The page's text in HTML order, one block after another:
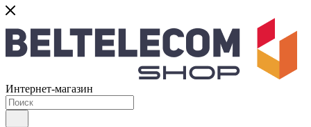
Интернет-магазин